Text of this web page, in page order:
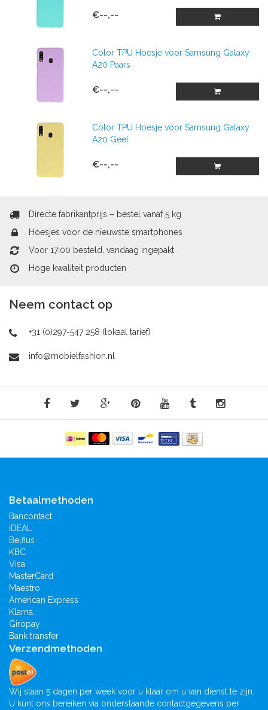
€--,--
Color TPU Hoesje voor Samsung Galaxy
A20 Paars
€--,--
Color TPU Hoesje voor Samsung Galaxy
A20 Geel
€--,--
Directe fabrikantprijs – bestel vanaf 5 kg
Hoesjes voor de nieuwste smartphones
Voor 17:00 besteld, vandaag ingepakt
Hoge kwaliteit producten
Neem contact op
+31 (0)297-547 258 (lokaal tarief)
info@mobielfashion.nl
Betaalmethoden
Bancontact
iDEAL
Belfius
KBC
Visa
MasterCard
Maestro
American Express
Klarna.
Giropay
Bank transfer
Verzendmethoden
Wij staan 5 dagen per week voor u klaar om u van dienst te zijn.
U kunt ons bereiken via onderstaande contactgegevens per